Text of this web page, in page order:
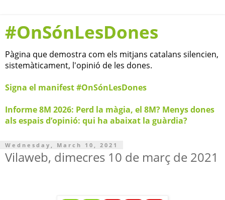
#OnSónLesDones
Pàgina que demostra com els mitjans catalans silencien,
sistemàticament, l'opinió de les dones.
Signa el manifest #OnSónLesDones
Informe 8M 2026: Perd la màgia, el 8M? Menys dones
als espais d’opinió: qui ha abaixat la guàrdia?
Wednesday, March 10, 2021
Vilaweb, dimecres 10 de març de 2021